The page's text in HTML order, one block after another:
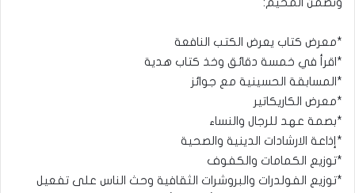
وتضمن المخيم:
*معرض كتاب يعرض الكتب النافعة
*اقرأ في خمسة دقائق وخذ كتاب هدية
*المسابقة الحسينية مع جوائز
*معرض الكاريكاتير
*بصمة عهد للرجال والنساء
*إذاعة الارشادات الدينية والصحية
*توزيع الكمامات والكفوف
*توزيع الفولدرات والبروشرات الثقافية وحث الناس على تفعيل